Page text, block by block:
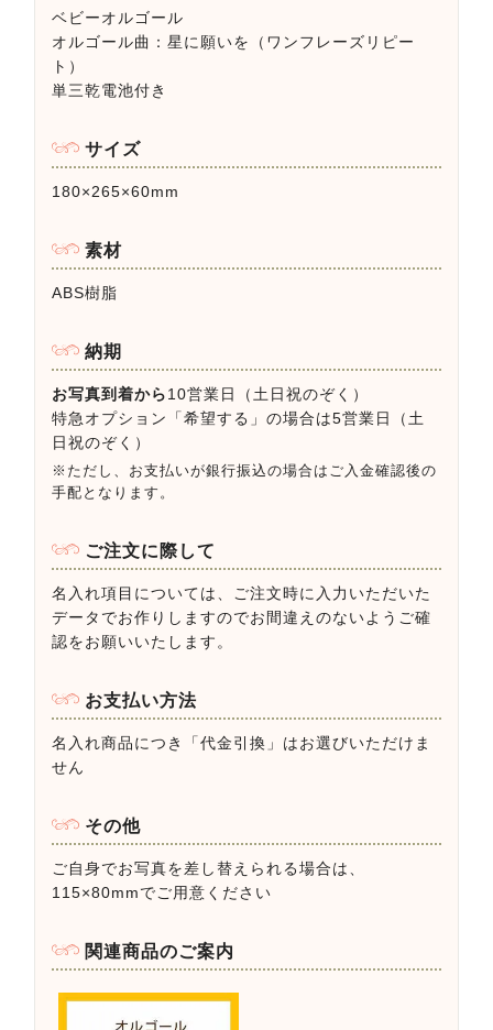
ベビーオルゴール
オルゴール曲：星に願いを（ワンフレーズリピー
ト）
単三乾電池付き
サイズ
180×265×60mm
素材
ABS樹脂
納期
お写真到着から10営業日（土日祝のぞく）
特急オプション「希望する」の場合は5営業日（土
日祝のぞく）
※ただし、お支払いが銀行振込の場合はご入金確認後の
手配となります。
ご注文に際して
名入れ項目については、ご注文時に入力いただいた
データでお作りしますのでお間違えのないようご確
認をお願いいたします。
お支払い方法
名入れ商品につき「代金引換」はお選びいただけま
せん
その他
ご自身でお写真を差し替えられる場合は、
115×80mmでご用意ください
関連商品のご案内